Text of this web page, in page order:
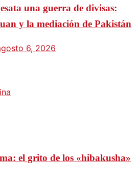
una guerra de divisas:
y la mediación de Pakistán
6, 2026
el grito de los «hibakusha»